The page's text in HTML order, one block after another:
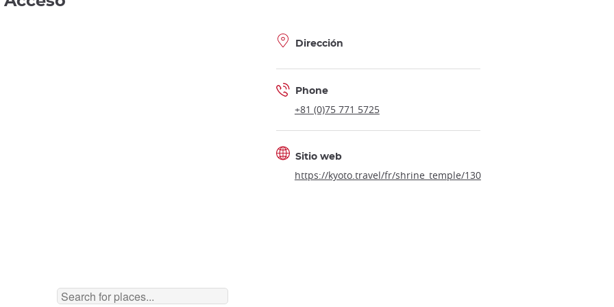
Dirección
Phone
+81 (0)75 771 5725
Sitio web
https://kyoto.travel/fr/shrine_temple/130